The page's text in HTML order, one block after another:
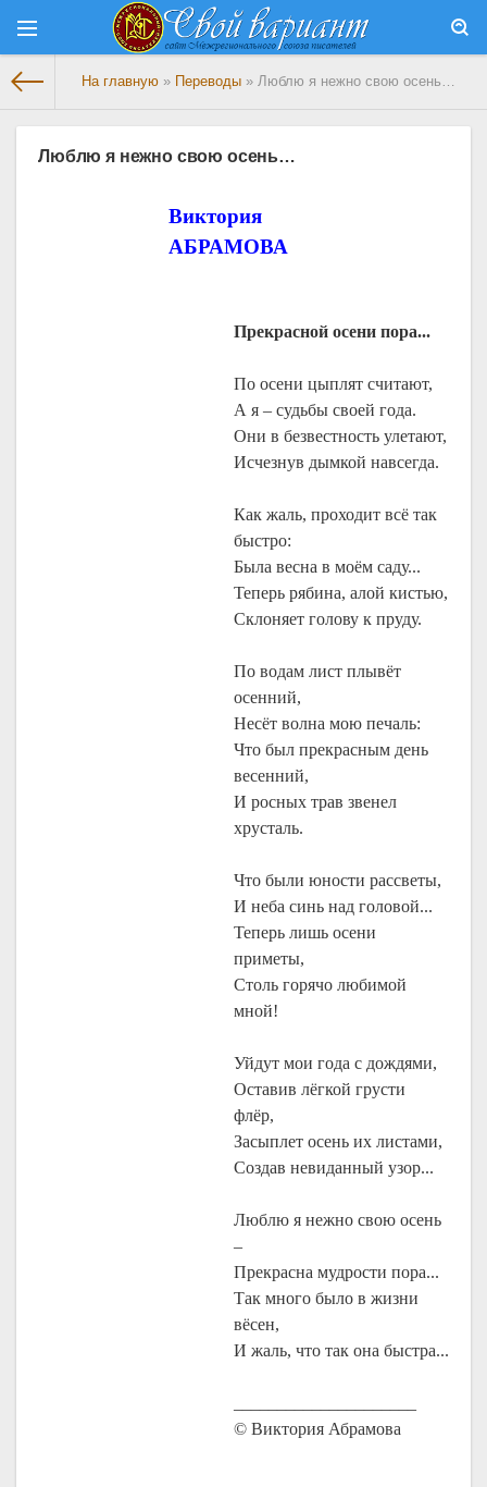
На главную » Переводы » Люблю я нежно свою осень…
Люблю я нежно свою осень…
Виктория
АБРАМОВА
Прекрасной осени пора...
По осени цыплят считают,
А я – судьбы своей года.
Они в безвестность улетают,
Исчезнув дымкой навсегда.
Как жаль, проходит всё так
быстро:
Была весна в моём саду...
Теперь рябина, алой кистью,
Склоняет голову к пруду.
По водам лист плывёт
осенний,
Несёт волна мою печаль:
Что был прекрасным день
весенний,
И росных трав звенел
хрусталь.
Что были юности рассветы,
И неба синь над головой...
Теперь лишь осени
приметы,
Столь горячо любимой
мной!
Уйдут мои года с дождями,
Оставив лёгкой грусти
флёр,
Засыплет осень их листами,
Создав невиданный узор...
Люблю я нежно свою осень
–
Прекрасна мудрости пора...
Так много было в жизни
вёсен,
И жаль, что так она быстра...
© Виктория Абрамова